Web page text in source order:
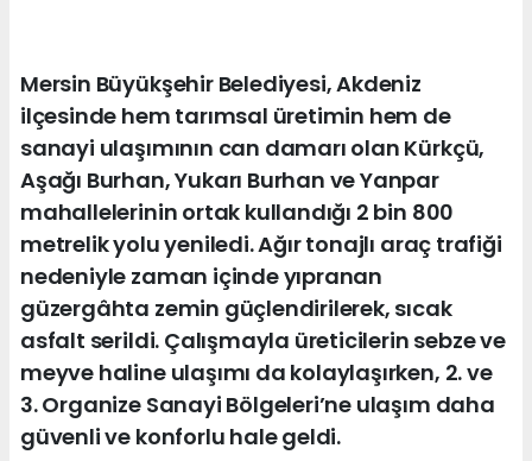
Mersin Büyükşehir Belediyesi, Akdeniz
ilçesinde hem tarımsal üretimin hem de
sanayi ulaşımının can damarı olan Kürkçü,
Aşağı Burhan, Yukarı Burhan ve Yanpar
mahallelerinin ortak kullandığı 2 bin 800
metrelik yolu yeniledi. Ağır tonajlı araç trafiği
nedeniyle zaman içinde yıpranan
güzergâhta zemin güçlendirilerek, sıcak
asfalt serildi. Çalışmayla üreticilerin sebze ve
meyve haline ulaşımı da kolaylaşırken, 2. ve
3. Organize Sanayi Bölgeleri’ne ulaşım daha
güvenli ve konforlu hale geldi.